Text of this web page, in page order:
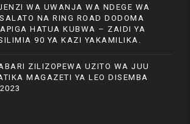
WA UWANJA WA NDEGE WA
NA RING ROAD DODOMA
HATUA KUBWA – ZAIDI YA
90 YA KAZI YAKAMILIKA.
ZILIZOPEWA UZITO WA JUU
MAGAZETI YA LEO DISEMBA